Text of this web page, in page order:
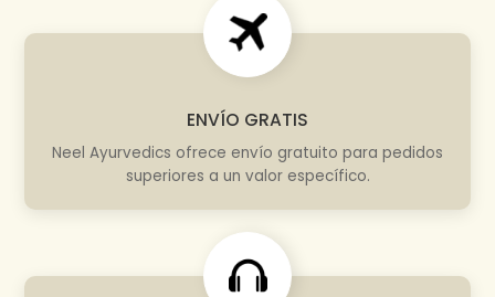
ENVÍO GRATIS
Neel Ayurvedics ofrece envío gratuito para pedidos
superiores a un valor específico.